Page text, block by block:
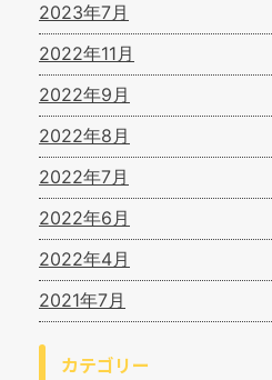
2023年7月
2022年11月
2022年9月
2022年8月
2022年7月
2022年6月
2022年4月
2021年7月
カテゴリー